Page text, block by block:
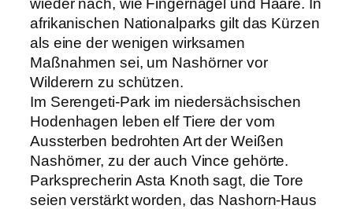
wieder nach, wie Fingernägel und Haare. In
afrikanischen Nationalparks gilt das Kürzen
als eine der wenigen wirksamen
Maßnahmen sei, um Nashörner vor
Wilderern zu schützen.
Im Serengeti-Park im niedersächsischen
Hodenhagen leben elf Tiere der vom
Aussterben bedrohten Art der Weißen
Nashörner, zu der auch Vince gehörte.
Parksprecherin Asta Knoth sagt, die Tore
seien verstärkt worden, das Nashorn-Haus